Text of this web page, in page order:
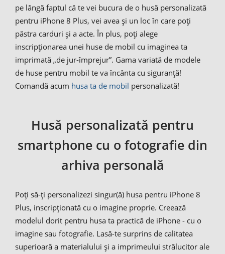
pe lângă faptul că te vei bucura de o husă personalizată
pentru iPhone 8 Plus, vei avea și un loc în care poți
păstra carduri și a acte. În plus, poți alege
inscripționarea unei huse de mobil cu imaginea ta
imprimată „de jur-împrejur”. Gama variată de modele
de huse pentru mobil te va încânta cu siguranță!
Comandă acum husa ta de mobil personalizată!
Husă personalizată pentru
smartphone cu o fotografie din
arhiva personală
Poți să-ți personalizezi singur(ă) husa pentru iPhone 8
Plus, inscripționată cu o imagine proprie. Creează
modelul dorit pentru husa ta practică de iPhone - cu o
imagine sau fotografie. Lasă-te surprins de calitatea
superioară a materialului și a imprimeului strălucitor ale